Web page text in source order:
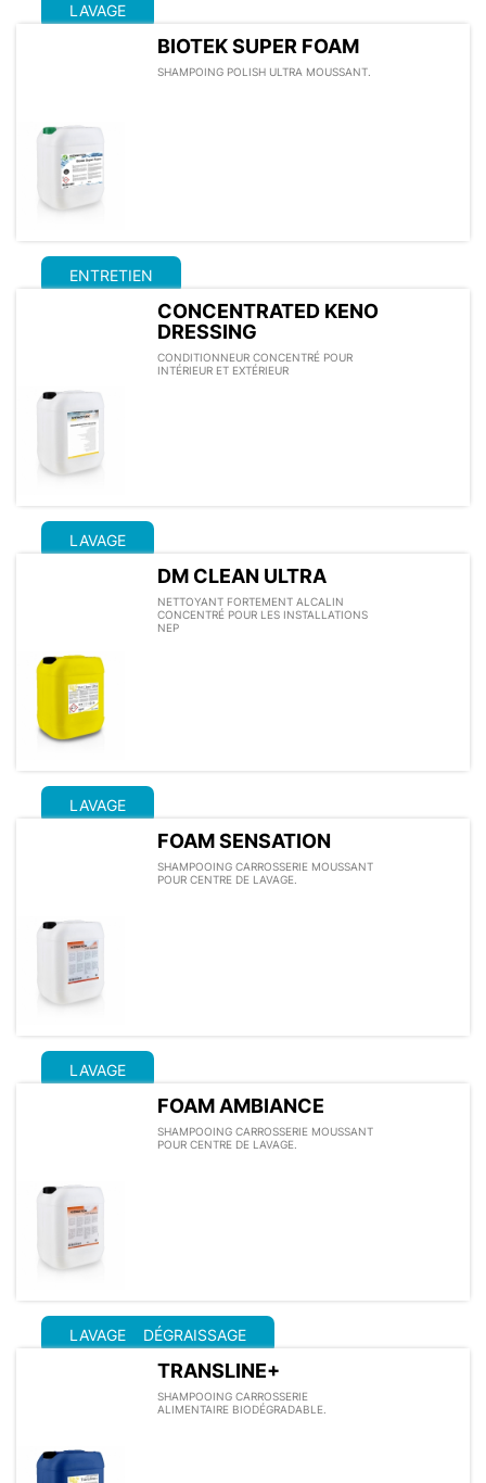
LAVAGE
BIOTEK SUPER FOAM
SHAMPOING POLISH ULTRA MOUSSANT.
ENTRETIEN
CONCENTRATED KENO
DRESSING
CONDITIONNEUR CONCENTRÉ POUR
INTÉRIEUR ET EXTÉRIEUR
LAVAGE
DM CLEAN ULTRA
NETTOYANT FORTEMENT ALCALIN
CONCENTRÉ POUR LES INSTALLATIONS
NEP
LAVAGE
FOAM SENSATION
SHAMPOOING CARROSSERIE MOUSSANT
POUR CENTRE DE LAVAGE.
LAVAGE
FOAM AMBIANCE
SHAMPOOING CARROSSERIE MOUSSANT
POUR CENTRE DE LAVAGE.
LAVAGE DÉGRAISSAGE
TRANSLINE+
SHAMPOOING CARROSSERIE
ALIMENTAIRE BIODÉGRADABLE.